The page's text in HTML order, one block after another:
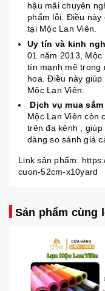
hậu mãi chuyên
phẩm lỗi. Điều này
tại Mộc Lan Viên.
Uy tín và kinh
01 năm 2013,
tín mạnh mẽ trong
hoa. Điều này giúp
Mộc Lan Viên.
Dịch vụ mua
Mộc Lan Viên còn
trên đa kênh ,
dàng so sánh giá
Link sản phẩm:
cuon-52cm-x10yard
Sản phẩm cùng